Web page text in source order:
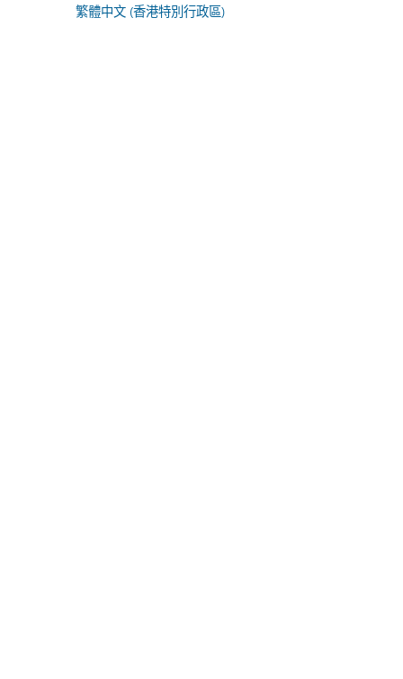
繁體中文 (香港特別行政區)